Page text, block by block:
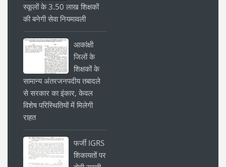
स्कूलों के 3.50 लाख शिक्षकों
की बनेगी सेवा नियमावली
आकांक्षी
जिलों के
शिक्षकों के
सामान्य अंतरजनपदीय तबादले
से सरकार का इंकार, केवल
विशेष परिस्थितियों में मिलेगी
राहत
फर्जी IGRS
शिकायतों पर